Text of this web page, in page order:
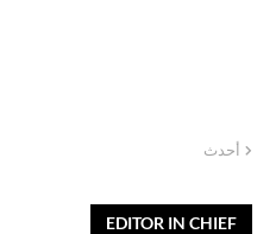
أحدث
EDITOR IN CHIEF